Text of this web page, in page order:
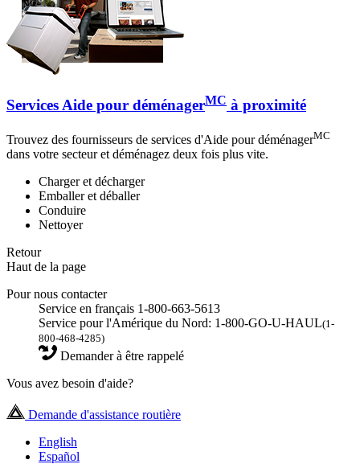
Services Aide pour déménagerMC à proximité
Trouvez des fournisseurs de services d'Aide pour déménagerMC
dans votre secteur et déménagez deux fois plus vite.
Charger et décharger
Emballer et déballer
Conduire
Nettoyer
Retour
Haut de la page
Pour nous contacter
Service en français 1-800-663-5613
Service pour l'Amérique du Nord: 1-800-GO-U-HAUL(1-
800-468-4285)
Demander à être rappelé
Vous avez besoin d'aide?
Demande d'assistance routière
English
Español